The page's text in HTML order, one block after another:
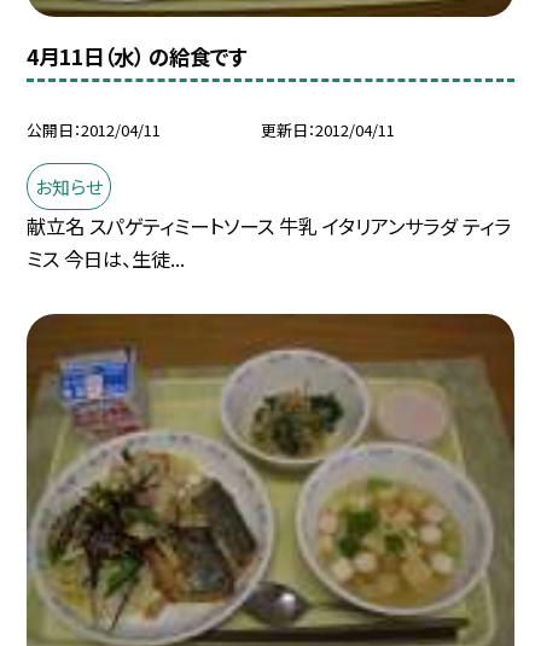
4月11日（水） の給食です
公開日 2012/04/11 更新日 2012/04/11
お知らせ
献立名 スパゲティミートソース 牛乳 イタリアンサラダ ティラ
ミス 今日は、生徒...